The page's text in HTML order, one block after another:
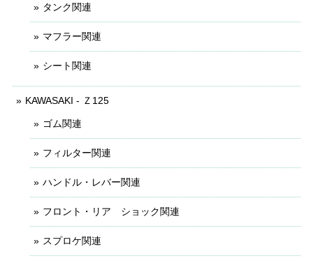
タンク関連
マフラー関連
シート関連
KAWASAKI - Ｚ125
ゴム関連
フィルター関連
ハンドル・レバー関連
フロント・リア ショック関連
スプロケ関連